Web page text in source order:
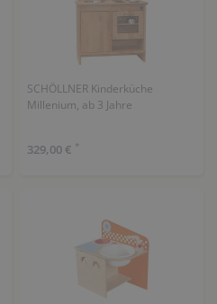
SCHÖLLNER Kinderküche
Millenium, ab 3 Jahre
329,00 € *